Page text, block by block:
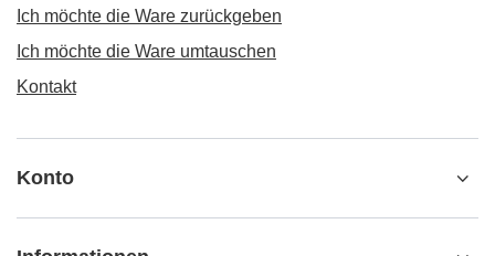
Ich möchte die Ware zurückgeben
Ich möchte die Ware umtauschen
Kontakt
Konto